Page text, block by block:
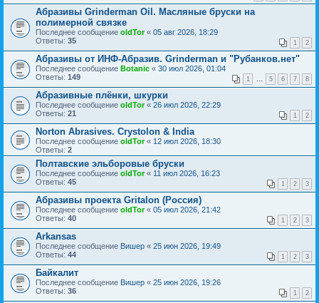
Абразивы Grinderman Oil. Масляные бруски на
полимерной связке
Последнее сообщение oldTor« 05 авг 2026, 18:29
Ответы: 35 1 2
Абразивы от ИНФ-Абразив. Grinderman и "Рубанков.нет"
Последнее сообщение Botanic « 30 июл 2026, 01:04
Ответы: 149 1 … 5 6 7 8
Абразивные плёнки, шкурки
Последнее сообщение oldTor« 26 июл 2026, 22:29
Ответы: 21 1 2
Norton Abrasives. Crystolon & India
Последнее сообщение oldTor« 12 июл 2026, 18:30
Ответы: 2
Полтавские эльборовые бруски
Последнее сообщение oldTor« 11 июл 2026, 16:23
Ответы: 45 1 2 3
Абразивы проекта Gritalon (Россия)
Последнее сообщение oldTor« 05 июл 2026, 21:42
Ответы: 40 1 2 3
Arkansas
Последнее сообщение Вишер « 25 июн 2026, 19:49
Ответы: 44 1 2 3
Байкалит
Последнее сообщение Вишер « 25 июн 2026, 19:26
Ответы: 36 1 2